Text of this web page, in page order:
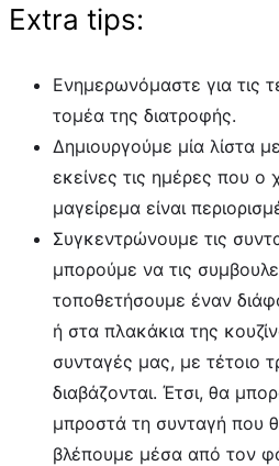
Extra tips:
Ενημερωνόμαστε για τις
τομέα της διατροφής.
Δημιουργούμε μία λίστα
εκείνες τις ημέρες που ο
μαγείρεμα είναι
Συγκεντρώνουμε τις
μπορούμε να τις
τοποθετήσουμε έναν
ή στα πλακάκια της
συνταγές μας, με τέτοιο
διαβάζονται. Έτσι, θα
μπροστά τη συνταγή που
βλέπουμε μέσα από τον